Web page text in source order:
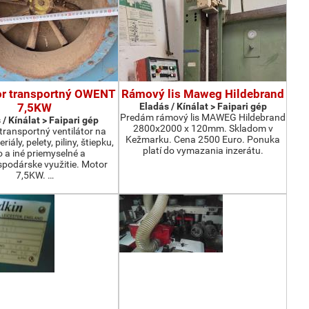
transportný OWENT
7,5KW
/ Kínálat > Faipari gép
ventilátor na
pelety, piliny, štiepku,
a iné priemyselné a
využitie. Motor
7,5KW. …
Rámový lis Maweg Hildebrand
Eladás / Kínálat > Faipari gép
Predám rámový lis MAWEG Hildebrand
2800x2000 x 120mm. Skladom v
Kežmarku. Cena 2500 Euro. Ponuka
platí do vymazania inzerátu.